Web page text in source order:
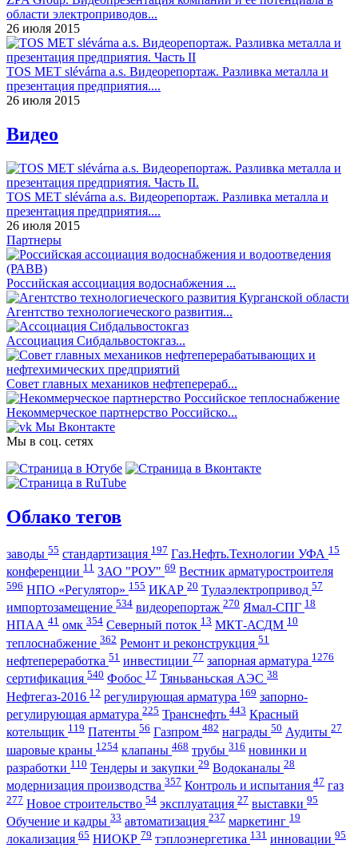
области электроприводов...
26 июля 2015
TOS MET slévárna a.s. Видеорепортаж. Разливка металла и
презентация предприятия....
26 июля 2015
Видео
TOS MET slévárna a.s. Видеорепортаж. Разливка металла и
презентация предприятия....
26 июля 2015
Партнеры
Российская ассоциация водоснабжения ...
Агентство технологиеческого развития...
Ассоциация Сибдальвостокгаз...
Совет главных механиков нефтеперераб...
Некоммерческое партнерство Российско...
Мы Вконтакте
Мы в соц. сетях
Облако тегов
заводы 55 стандартизация 197 Газ.Нефть.Технологии УФА 15
конференции 11 ЗАО "РОУ" 69 Вестник арматуростроителя
596 НПО «Регулятор» 155 ИКАР 20 Тулаэлектропривод 57
импортозамещение 534 видеорепортаж 270 Ямал-СПГ 18
НПАА 41 омк 354 Северный поток 13 МКТ-АСДМ 10
теплоснабжение 362 Ремонт и реконструкция 51
нефтепереработка 51 инвестиции 77 запорная арматура 1276
сертификация 540 Фобос 17 Тяньваньская АЭС 38
Нефтегаз-2016 12 регулирующая арматура 169 запорно-
регулирующая арматура 225 Транснефть 443 Красный
котельщик 119 Патенты 56 Газпром 482 награды 50 Аудиты 27
шаровые краны 1254 клапаны 468 трубы 316 новинки и
разработки 110 Тендеры и закупки 29 Водоканалы 28
модернизация производства 357 Контроль и испытания 47 газ
277 Новое строительство 54 эксплуатация 27 выставки 95
Обучение и кадры 33 автоматизация 237 маркетинг 19
локализация 65 НИОКР 79 тэплоэнергетика 131 инновации 95